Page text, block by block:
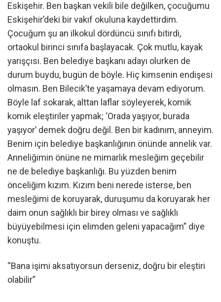
Eskişehir. Ben başkan vekili bile değilken, çocuğumu
Eskişehir’deki bir vakıf okuluna kaydettirdim.
Çocuğum şu an ilkokul dördüncü sınıfı bitirdi,
ortaokul birinci sınıfa başlayacak. Çok mutlu, kayak
yarışçısı. Ben belediye başkanı adayı olurken de
durum buydu, bugün de böyle. Hiç kimsenin endişesi
olmasın. Ben Bilecik’te yaşamaya devam ediyorum.
Böyle laf sokarak, alttan laflar söyleyerek, komik
komik eleştiriler yapmak; ‘Orada yaşıyor, burada
yaşıyor’ demek doğru değil. Ben bir kadınım, anneyim.
Benim için belediye başkanlığının önünde annelik var.
Anneliğimin önüne ne mimarlık mesleğim geçebilir
ne de belediye başkanlığı. Bu yüzden benim
önceliğim kızım. Kızım beni nerede isterse, ben
mesleğimi de koruyarak, duruşumu da koruyarak her
daim onun sağlıklı bir birey olması ve sağlıklı
büyüyebilmesi için elimden geleni yapacağım” diye
konuştu.
“Bana işimi aksatıyorsun derseniz, doğru bir eleştiri
olabilir”